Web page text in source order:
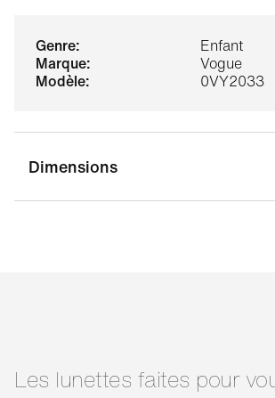
genre: Enfant
marque:
Vogue
modèle:
0VY2033
Dimensions
Les lunettes faites pour